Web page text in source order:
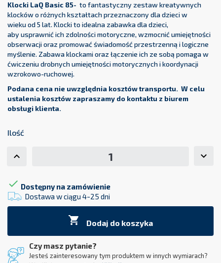
Klocki LaQ Basic 85- to fantastyczny zestaw kreatywnych
klocków o różnych kształtach przeznaczony dla dzieci w
wieku od 5 lat. Klocki to idealna zabawka dla dzieci,
aby usprawnić ich zdolności motoryczne, wzmocnić umiejętności
obserwacji oraz promować świadomość przestrzenną i logiczne
myślenie. Zabawa klockami oraz łączenie ich ze sobą pomaga w
ćwiczeniu drobnych umiejętności motorycznych i koordynacji
wzrokowo-ruchowej.
Podana cena nie uwzględnia kosztów transportu. W celu
ustalenia kosztów zapraszamy do kontaktu z biurem
obsługi klienta.
Ilość
 Dostępny na zamówienie
Dostawa w ciągu 4-25 dni
 Dodaj do koszyka
Czy masz pytanie?
Jesteś zainteresowany tym produktem w innych wymiarach?